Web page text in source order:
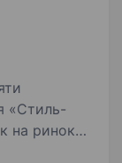
на ринок